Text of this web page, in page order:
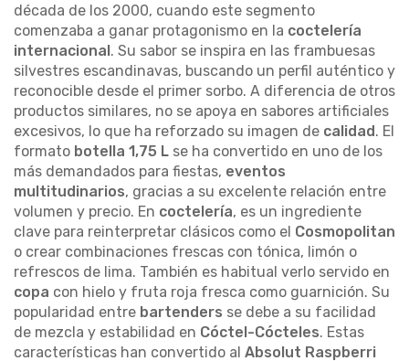
década de los 2000, cuando este segmento
comenzaba a ganar protagonismo en la coctelería
internacional. Su sabor se inspira en las frambuesas
silvestres escandinavas, buscando un perfil auténtico y
reconocible desde el primer sorbo. A diferencia de otros
productos similares, no se apoya en sabores artificiales
excesivos, lo que ha reforzado su imagen de calidad. El
formato botella 1,75 L se ha convertido en uno de los
más demandados para fiestas, eventos
multitudinarios, gracias a su excelente relación entre
volumen y precio. En coctelería, es un ingrediente
clave para reinterpretar clásicos como el Cosmopolitan
o crear combinaciones frescas con tónica, limón o
refrescos de lima. También es habitual verlo servido en
copa con hielo y fruta roja fresca como guarnición. Su
popularidad entre bartenders se debe a su facilidad
de mezcla y estabilidad en Cóctel-Cócteles. Estas
características han convertido al Absolut Raspberri